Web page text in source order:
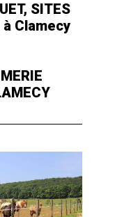
SITES
à Clamecy